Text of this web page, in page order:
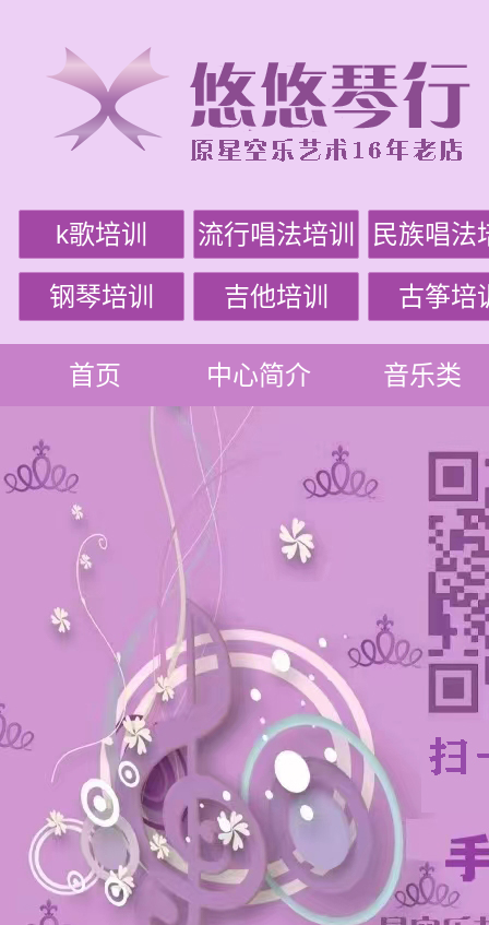
k歌培训 流行唱法培训 民族唱法
钢琴培训 吉他培训 古筝培
首页 中心简介 音乐类